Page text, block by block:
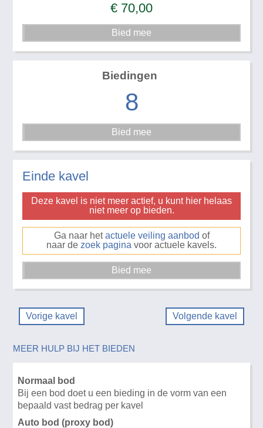
€ 70,00
Biedingen
8
Einde kavel
Deze kavel is niet meer actief, u kunt hier helaas
niet meer op bieden.
Ga naar hetactuele veiling aanbod of
naar de zoek pagina voor actuele kavels.
Vorige kavel Volgende kavel
MEER HULP BIJ HET BIEDEN
Normaal bod
Bij een bod doet u een bieding in de vorm van een
bepaald vast bedrag per kavel
Auto bod (proxy bod)